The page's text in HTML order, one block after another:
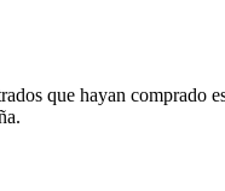
que hayan comprado